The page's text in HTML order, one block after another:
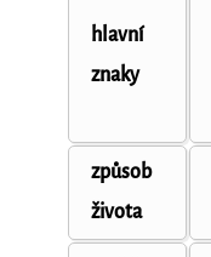
hlavní
znaky
způsob
života